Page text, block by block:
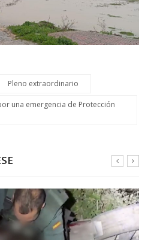
Pleno extraordinario
una emergencia de Protección